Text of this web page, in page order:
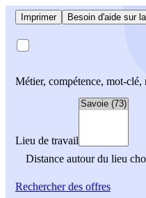
Imprimer Besoin d'aide sur
Métier, compétence, mot-
Lieu de travail
Distance autour du lieu
Rechercherdes offres